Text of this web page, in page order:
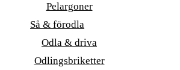
Pelargoner
Så & förodla
Odla & driva
Odlingsbriketter